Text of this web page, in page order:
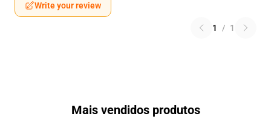
Write your review
1 / 1
Mais vendidos produtos